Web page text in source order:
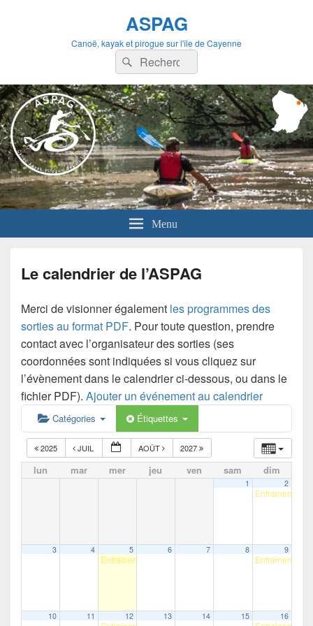
ASPAG
Canoë, kayak et pirogue sur l'île de Cayenne
Recherche :
Rechercher
Menu
Le calendrier de l’ASPAG
Merci de visionner également les programmes des
sorties au format PDF. Pour toute question, prendre
contact avec l’organisateur des sorties (ses
coordonnées sont indiquées si vous cliquez sur
l’évènement dans le calendrier ci-dessous, ou dans le
fichier PDF). Ajouter un événement au calendrier
Catégories Étiquettes
2025 JUIL AOÛT 2027
lun mar mer jeu ven sam dim
1 2
Entrainement
3 4 5
Entrainement P12 – (Pirogue Traditionnelle Guyanaise)
6 7 8 9
Entrainement
10 11 12 13 14 15 16